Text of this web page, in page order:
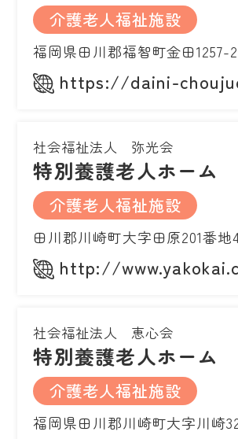
介護老人福祉施設
福岡県田川郡福智町金田1257-
https://daini-
社会福祉法人 弥光会
特別養護老人ホーム
介護老人福祉施設
田川郡川崎町大字田原201番地
http://
社会福祉法人 恵心会
特別養護老人ホーム
介護老人福祉施設
福岡県田川郡川崎町大字川崎